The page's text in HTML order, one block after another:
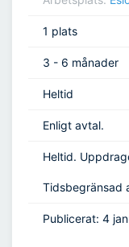
1 plats
3 - 6 månader
Heltid
Enligt avtal.
Heltid.
Tidsbegränsad
Publicerat: 4